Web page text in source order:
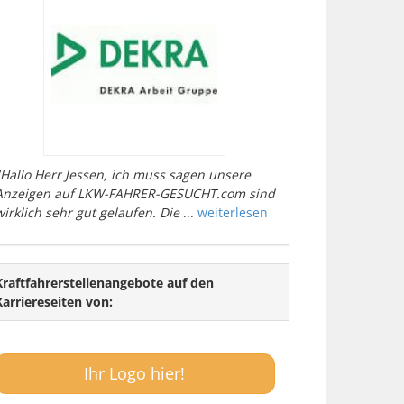
Herr Jessen, ich muss sagen unsere
auf LKW-FAHRER-GESUCHT.com sind
sehr gut gelaufen. Die... weiterlesen
auf den
von:
Ihr Logo hier!